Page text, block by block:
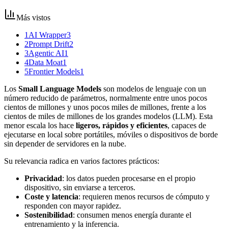
Más vistos
1 AI Wrapper3
2Prompt Drift2
3Agentic AI1
4Data Moat1
5Frontier Models1
Los Small Language Models son modelos de lenguaje con un
número reducido de parámetros, normalmente entre unos pocos
cientos de millones y unos pocos miles de millones, frente a los
cientos de miles de millones de los grandes modelos (LLM). Esta
menor escala los hace ligeros, rápidos y eficientes, capaces de
ejecutarse en local sobre portátiles, móviles o dispositivos de borde
sin depender de servidores en la nube.
Su relevancia radica en varios factores prácticos:
Privacidad: los datos pueden procesarse en el propio
dispositivo, sin enviarse a terceros.
Coste y latencia: requieren menos recursos de cómputo y
responden con mayor rapidez.
Sostenibilidad: consumen menos energía durante el
entrenamiento y la inferencia.